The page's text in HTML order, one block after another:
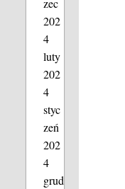
202
4
luty
202
4
styc
zeń
202
4
grud